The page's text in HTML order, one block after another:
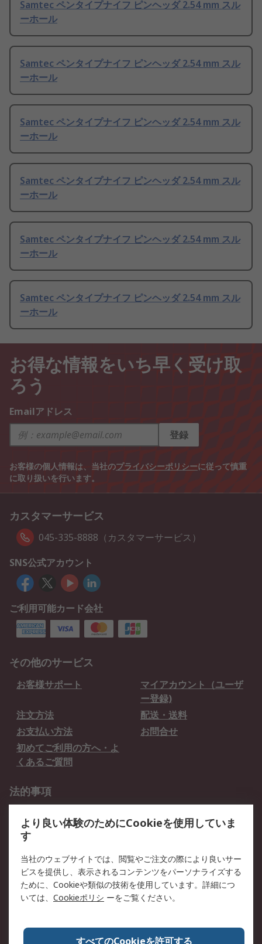
Samtec ペンタイプナイフ ピンヘッダ 2.54 mm スル
ーホール
Samtec ペンタイプナイフ ピンヘッダ 2.54 mm スル
ーホール
Samtec ペンタイプナイフ ピンヘッダ 2.54 mm スル
ーホール
Samtec ペンタイプナイフ ピンヘッダ 2.54 mm スル
ーホール
Samtec ペンタイプナイフ ピンヘッダ 2.54 mm スル
ーホール
Samtec ペンタイプナイフ ピンヘッダ 2.54 mm スル
ーホール
お得な情報をいち早く受け取
ろう
Emailアドレス
登録
お客様の個人情報は、当社のプライバシーポリシーに従って慎重
に取り扱いを行います。
カスタマーサービス
045-335-8888（カスタマーサービス）
SNS公式アカウント
ご利用可能カード会社
その他のサービス
お客様サポート
マイアカウント（ユーザ
ー登録)
注文方法
配送・送料
お支払い方法
お問合せ
初めてご利用の方へ・よ
くあるご質問
法的事項
クッキーポリシー
RSについて
会社概要
採用情報
プレスリリース＆お知ら
コーポレートサイト
全世界のRS
RSの歴史
より良い体験のためにCookieを使用していま
す
当社のウェブサイトでは、閲覧やご注文の際により良いサー
ビスを提供し、表示されるコンテンツをパーソナライズする
ために、Cookieや類似の技術を使用しています。詳細につ
いては、 Cookieポリシ ーをご覧ください。
すべてのCookieを許可する